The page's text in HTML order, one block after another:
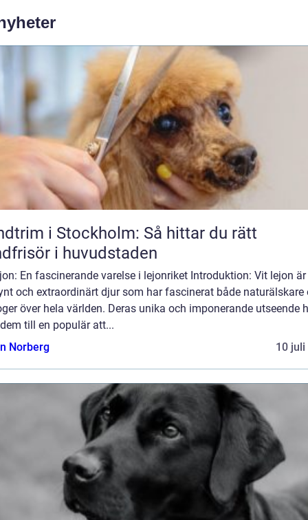
i Stockholm: Så hittar du rätt
i huvudstaden
En fascinerande varelse i lejonriket Introduktion: Vit lejon
och extraordinärt djur som har fascinerat både naturälskare
över hela världen. Deras unika och imponerande utseende
till en populär att...
Norberg
10 juli